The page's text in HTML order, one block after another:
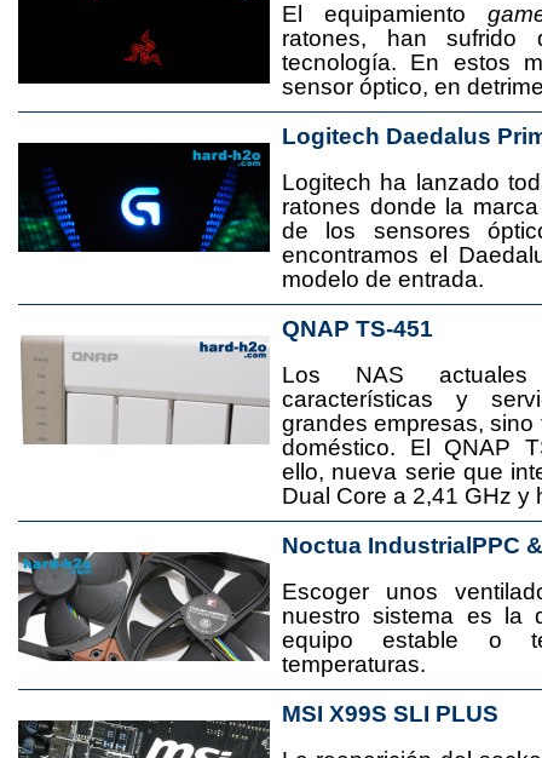
El equipamiento
ratones, han sufrido
tecnología. En estos
sensor óptico, en
Logitech Daedalus
Logitech ha lanzado
ratones donde la
de los sensores
encontramos el
modelo de entrada.
QNAP TS-451
Los NAS
características y
grandes empresas,
doméstico. El QNAP
ello, nueva serie que
Dual Core a 2,41 GHz y
Noctua IndustrialPPC
Escoger unos
nuestro sistema es la
equipo estable o
temperaturas.
MSI X99S SLI PLUS